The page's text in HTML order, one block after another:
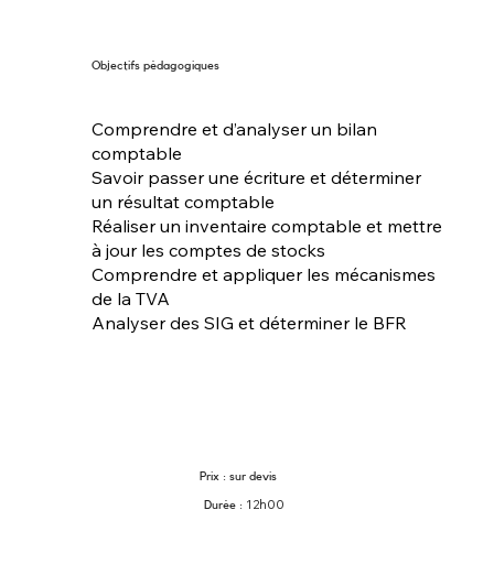
Prix : sur devis
Durée : 12h00
Objectifs pédagogiques
Comprendre et d’analyser un bilan
comptable
Savoir passer une écriture et déterminer
un résultat comptable
Réaliser un inventaire comptable et mettre
à jour les comptes de stocks
Comprendre et appliquer les mécanismes
de la TVA
Analyser des SIG et déterminer le BFR